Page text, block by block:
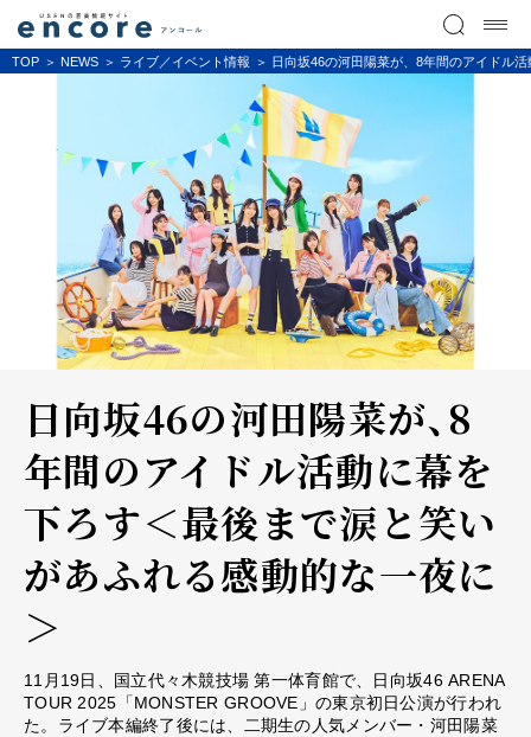
TOP NEWS ライブ／イベント情報 日向坂46の河田陽菜が、8年間のアイドル
日向坂46の河田陽菜が、8
年間のアイドル活動に幕を
下ろす＜最後まで涙と笑い
があふれる感動的な一夜に
＞
11月19日、国立代々木競技場 第一体育館で、日向坂46 ARENA
TOUR 2025「MONSTER GROOVE」の東京初日公演が行われ
た。ライブ本編終了後には、二期生の人気メンバー・河田陽菜